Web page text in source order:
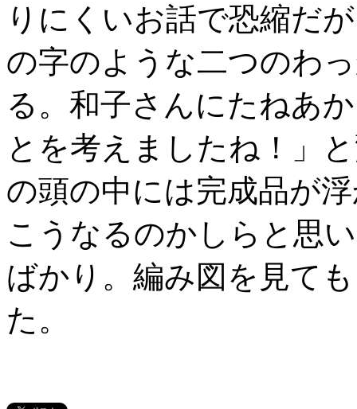
りにくいお話で恐縮だ
の字のような二つのわ
る。和子さんにたねあ
とを考えましたね！」
の頭の中には完成品が
こうなるのかしらと思
ばかり。編み図を見て
た。